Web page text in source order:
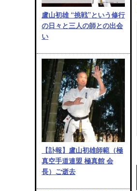
盧山初雄 “挑戦”という修行
の日々と三人の師との出会
い
【訃報】盧山初雄師範（極
真空手道連盟 極真館 会
長）ご逝去